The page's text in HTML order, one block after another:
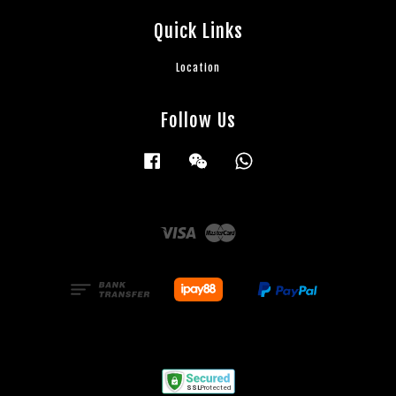
Quick Links
Location
Follow Us
Facebook Wechat
Visa